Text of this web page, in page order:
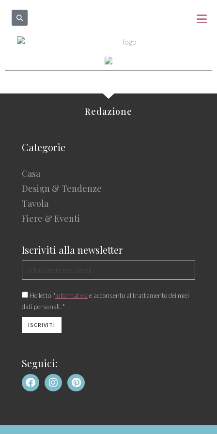
Redazione
Categorie
Casa
Design & Tendenze
Tavola
Fiere & Eventi
Iscriviti alla newsletter
Ho letto l'informativa e acconsento al trattamento dei miei
dati personali. *
Seguici: